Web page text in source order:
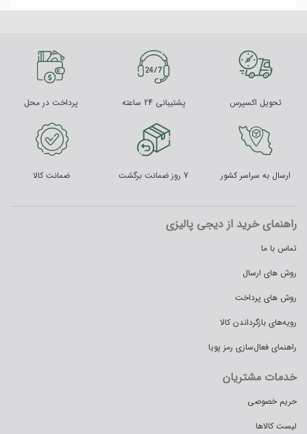
تحویل اکسپرس پشتیبانی 24 ساعته پرداخت در محل
ارسال به سراسر کشور 7 روز ضمانت برگشت ضمانت کالا
راهنمای خرید از دیجی پالیزی
تماس با ما
روش های ارسال
روش های پرداخت
رویه‌های بازگرداندن کالا
راهنمای فعال‌سازی رمز پویا
خدمات مشتریان
حریم خصوصی
لیست کالاها